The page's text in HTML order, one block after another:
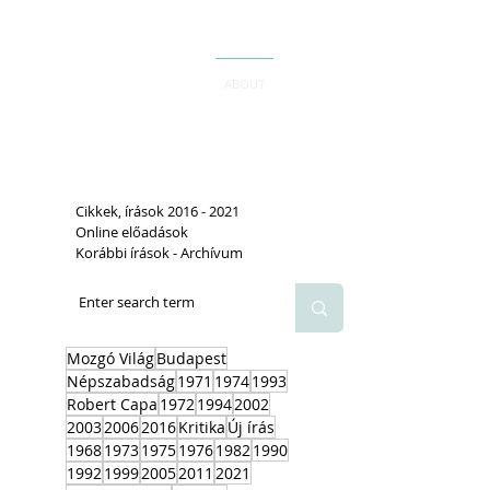
Cikkek, írások 2016 - 2021
Online előadások
Korábbi írások - Archívum
Mozgó VilágBudapest
Népszabadság1971 19741993
Robert Capa 197219942002
200320062016Kritika Új írás
196819731975197619821990
1992199920052011 2021